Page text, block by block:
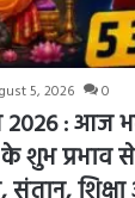
5, 2026 0
2026 : आज
प्रभाव से